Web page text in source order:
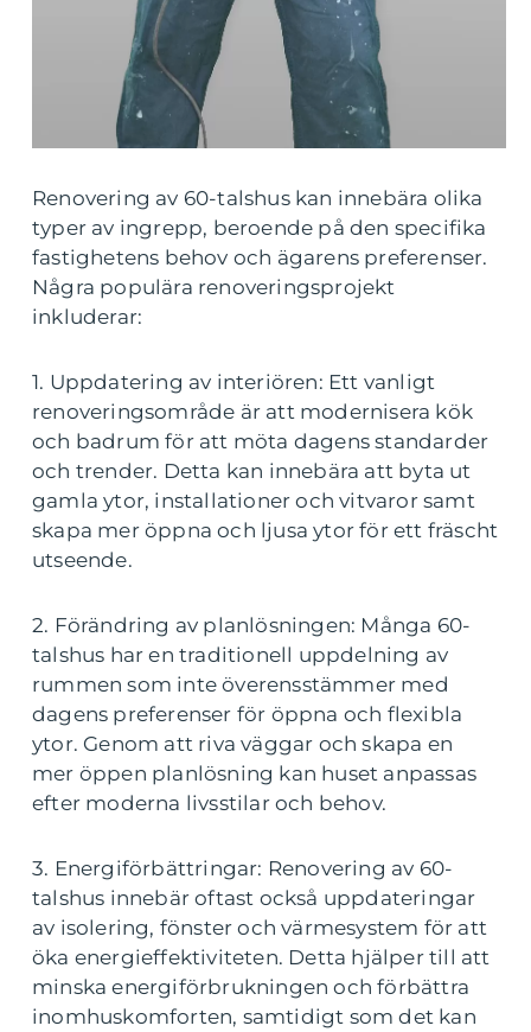
Renovering av 60-talshus kan innebära olika
typer av ingrepp, beroende på den specifika
fastighetens behov och ägarens preferenser.
Några populära renoveringsprojekt
inkluderar:
1. Uppdatering av interiören: Ett vanligt
renoveringsområde är att modernisera kök
och badrum för att möta dagens standarder
och trender. Detta kan innebära att byta ut
gamla ytor, installationer och vitvaror samt
skapa mer öppna och ljusa ytor för ett fräscht
utseende.
2. Förändring av planlösningen: Många 60-
talshus har en traditionell uppdelning av
rummen som inte överensstämmer med
dagens preferenser för öppna och flexibla
ytor. Genom att riva väggar och skapa en
mer öppen planlösning kan huset anpassas
efter moderna livsstilar och behov.
3. Energiförbättringar: Renovering av 60-
talshus innebär oftast också uppdateringar
av isolering, fönster och värmesystem för att
öka energieffektiviteten. Detta hjälper till att
minska energiförbrukningen och förbättra
inomhuskomforten, samtidigt som det kan